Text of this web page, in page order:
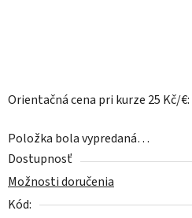
Orientačná cena pri kurze 25 Kč/€:
Položka bola vypredaná…
Dostupnosť
Možnosti doručenia
Kód: